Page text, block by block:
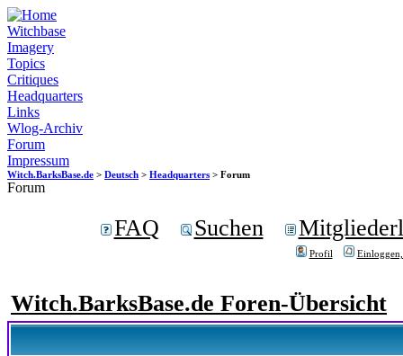
Witchbase
Imagery
Topics
Critiques
Headquarters
Links
Wlog-Archiv
Forum
Impressum
Witch.BarksBase.de > Deutsch > Headquarters > Forum
Forum
FAQ Suchen
Profil
Witch.BarksBase.de Foren-Übersicht